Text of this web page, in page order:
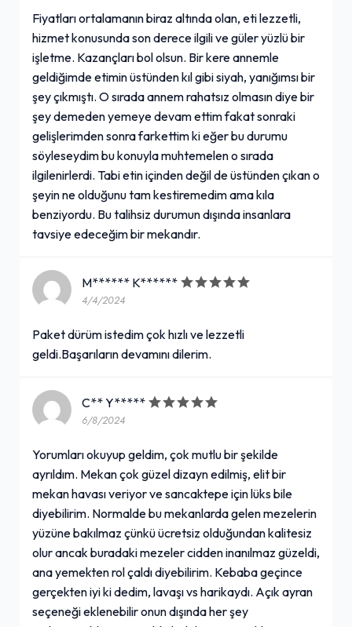
Fiyatları ortalamanın biraz altında olan, eti lezzetli,
hizmet konusunda son derece ilgili ve güler yüzlü bir
işletme. Kazançları bol olsun. Bir kere annemle
geldiğimde etimin üstünden kıl gibi siyah, yanığımsı bir
şey çıkmıştı. O sırada annem rahatsız olmasın diye bir
şey demeden yemeye devam ettim fakat sonraki
gelişlerimden sonra farkettim ki eğer bu durumu
söyleseydim bu konuyla muhtemelen o sırada
ilgilenirlerdi. Tabi etin içinden değil de üstünden çıkan o
şeyin ne olduğunu tam kestiremedim ama kıla
benziyordu. Bu talihsiz durumun dışında insanlara
tavsiye edeceğim bir mekandır.
M****** K******
4/4/2024
Paket dürüm istedim çok hızlı ve lezzetli
geldi.Başarıların devamını dilerim.
C** Y*****
6/8/2024
Yorumları okuyup geldim, çok mutlu bir şekilde
ayrıldım. Mekan çok güzel dizayn edilmiş, elit bir
mekan havası veriyor ve sancaktepe için lüks bile
diyebilirim. Normalde bu mekanlarda gelen mezelerin
yüzüne bakılmaz çünkü ücretsiz olduğundan kalitesiz
olur ancak buradaki mezeler cidden inanılmaz güzeldi,
ana yemekten rol çaldı diyebilirim. Kebaba geçince
gerçekten iyi ki dedim, lavaşı vs harikaydı. Açık ayran
seçeneği eklenebilir onun dışında her şey